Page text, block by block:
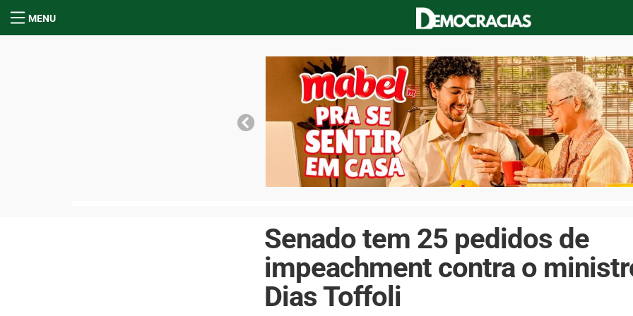
MENU
Senado tem 25 pedidos de
impeachment contra o
Dias Toffoli